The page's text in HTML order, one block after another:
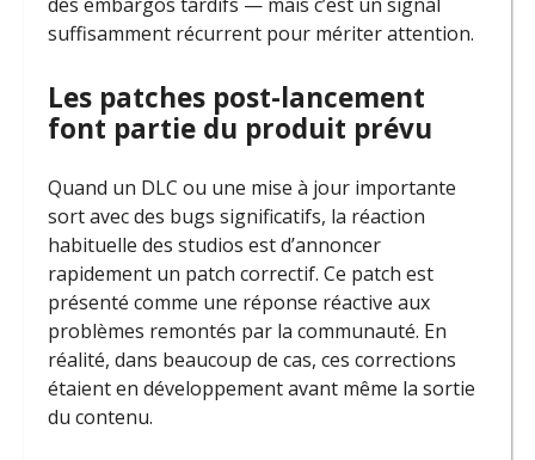
suffisamment récurrent pour mériter attention.
Les patches post-lancement
font partie du produit prévu
Quand un DLC ou une mise à jour importante
sort avec des bugs significatifs, la réaction
habituelle des studios est d’annoncer
rapidement un patch correctif. Ce patch est
présenté comme une réponse réactive aux
problèmes remontés par la communauté. En
réalité, dans beaucoup de cas, ces corrections
étaient en développement avant même la sortie
du contenu.